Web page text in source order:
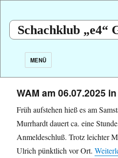
Schachklub „e4“
MENÜ
WAM am 06.07.2025
Früh aufstehen hieß es am
Murrhardt dauert ca. eine
Anmeldeschluß. Trotz leichter
Ulrich pünktlich vor Ort.